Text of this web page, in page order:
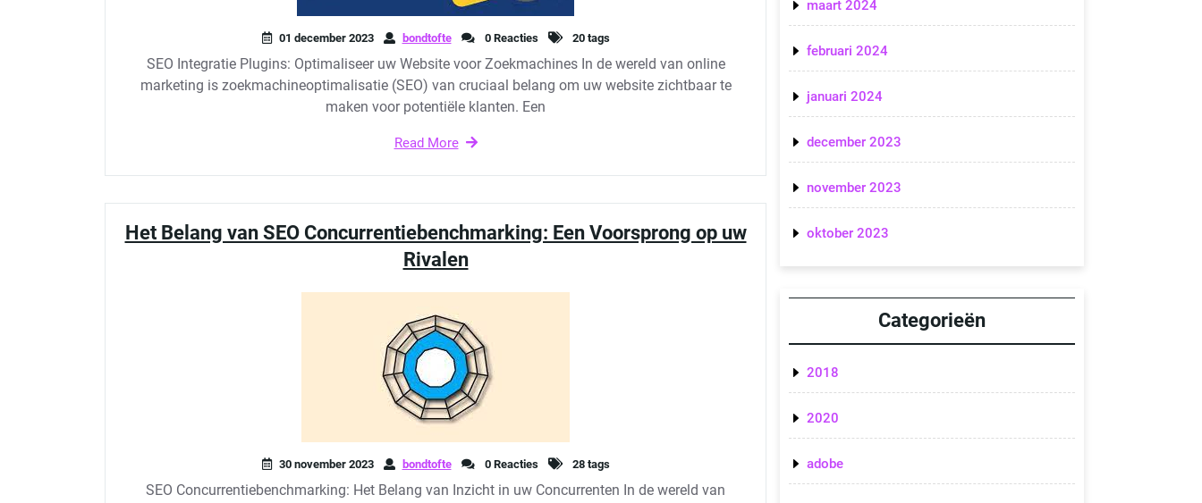
01 december 2023 bondtofte 0 Reacties 20 tags
SEO Integratie Plugins: Optimaliseer uw Website voor Zoekmachines In de wereld van online
marketing is zoekmachineoptimalisatie (SEO) van cruciaal belang om uw website zichtbaar te
maken voor potentiële klanten. Een
Read More
Het Belang van SEO Concurrentiebenchmarking: Een Voorsprong op uw
Rivalen
30 november 2023 bondtofte 0 Reacties 28 tags
SEO Concurrentiebenchmarking: Het Belang van Inzicht in uw Concurrenten In de wereld van
maart 2024
februari 2024
januari 2024
december 2023
november 2023
oktober 2023
Categorieën
2018
2020
adobe